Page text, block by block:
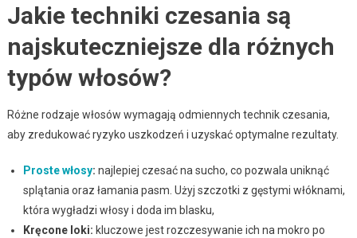
Jakie techniki czesania są
najskuteczniejsze dla różnych
typów włosów?
Różne rodzaje włosów wymagają odmiennych technik czesania,
aby zredukować ryzyko uszkodzeń i uzyskać optymalne rezultaty.
Proste włosy: najlepiej czesać na sucho, co pozwala uniknąć
splątania oraz łamania pasm. Użyj szczotki z gęstymi włóknami,
która wygładzi włosy i doda im blasku,
Kręcone loki: kluczowe jest rozczesywanie ich na mokro po